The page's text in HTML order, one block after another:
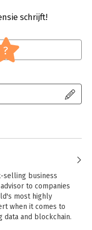
schrijft!
?
selling business
to companies
most highly
when it comes to
and blockchain.